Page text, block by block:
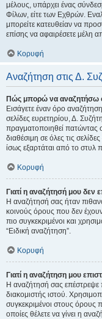
μέλους, υπάρχει ένας
Φίλων, είτε των Εχθρών.
μπορείτε κατευθείαν να
επίσης να αφαιρέσετε μέλη
Κορυφή
Αναζήτηση στις Δ.
Πώς μπορώ να αναζητήσω
Εισάγετε έναν όρο
σελίδες ευρετηρίου, Δ.
πραγματοποιηθεί πατώντας
διαθέσιμη σε όλες τις
ίσως εξαρτάται από το στυλ
Κορυφή
Γιατί η αναζήτησή μου δεν
Η αναζήτησή σας ήταν
κοινούς όρους που δεν
πιο συγκεκριμένοι και
“Ειδική αναζήτηση”.
Κορυφή
Γιατί η αναζήτηση μου
Η αναζήτησή σας επέστρεψε
διακομιστής ιστού.
συγκεκριμένοι στους όρους
οποίες θέλετε να γίνει η